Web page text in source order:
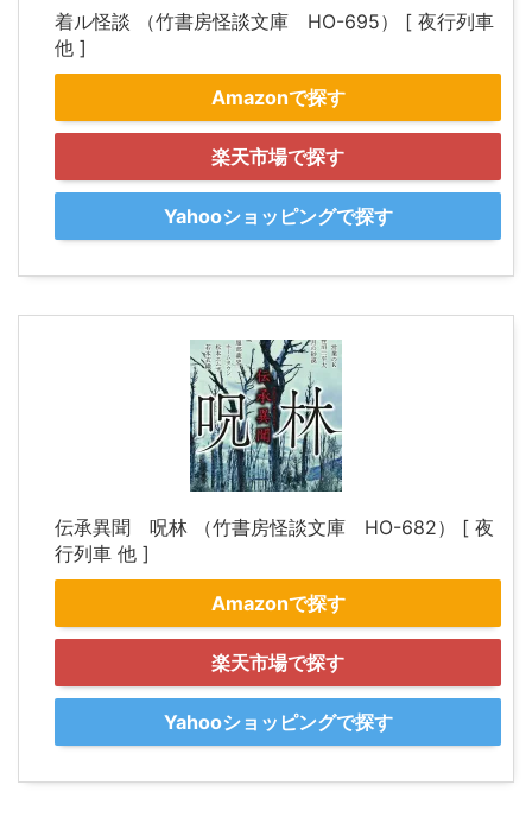
着ル怪談 （竹書房怪談文庫 HO-695） [ 夜行列車
他 ]
Amazonで探す
楽天市場で探す
Yahooショッピングで探す
伝承異聞 呪林 （竹書房怪談文庫 HO-682） [ 夜
行列車 他 ]
Amazonで探す
楽天市場で探す
Yahooショッピングで探す